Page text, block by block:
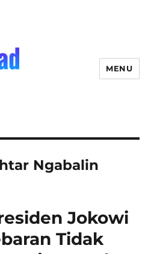
MENU
Ngabalin
Jokowi
Tidak